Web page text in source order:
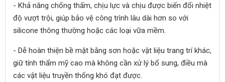
- Khả năng chống thấm, chịu lực và chịu được biến đổi nhiệt
độ vượt trội, giúp bảo vệ công trình lâu dài hơn so với
silicone thông thường hoặc các loại vữa mềm.
- Dễ hoàn thiện bề mặt bằng sơn hoặc vật liệu trang trí khác,
giữ tính thẩm mỹ cao mà không cần xử lý bổ sung, điều mà
các vật liệu truyền thống khó đạt được.